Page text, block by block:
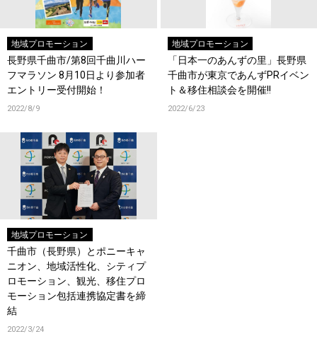
地域プロモーション
長野県千曲市/第8回千曲川ハー
フマラソン 8月10日より参加者
エントリー受付開始！
2022/8/9
地域プロモーション
「日本一のあんずの里」長野県
千曲市が東京であんずPRイベン
ト＆移住相談会を開催!!
2022/6/23
地域プロモーション
千曲市（⻑野県）とポニーキャ
ニオン、地域活性化、シティプ
ロモーション、観光、移住プロ
モーション包括連携協定書を締
結
2022/3/24